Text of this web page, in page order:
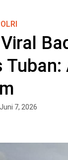
7, 2026